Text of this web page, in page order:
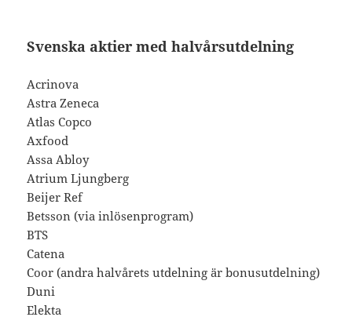
Svenska aktier med halvårsutdelning
Acrinova
Astra Zeneca
Atlas Copco
Axfood
Assa Abloy
Atrium Ljungberg
Beijer Ref
Betsson (via inlösenprogram)
BTS
Catena
Coor (andra halvårets utdelning är bonusutdelning)
Duni
Elekta